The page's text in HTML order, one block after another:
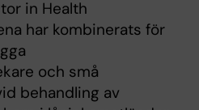
in Health
har kombinerats för
och små
behandling av